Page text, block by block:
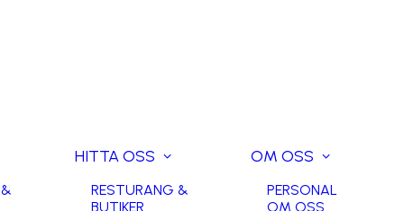
HITTA OSS
RESTURANG &
BUTIKER
OM OSS
PERSONAL
OM OSS